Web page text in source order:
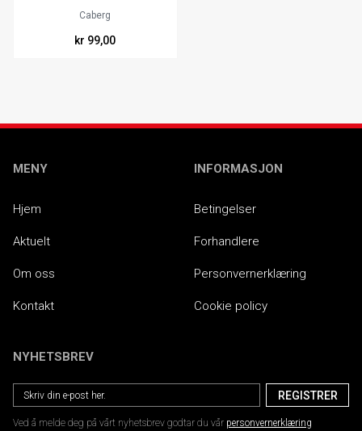
Caberg
kr 99,00
MENY
Hjem
Aktuelt
Om oss
Kontakt
INFORMASJON
Betingelser
Forhandlere
Personvernerklæring
Cookie policy
NYHETSBREV
Ved å melde deg på vårt nyhetsbrev godtar du vår personvernerklæring